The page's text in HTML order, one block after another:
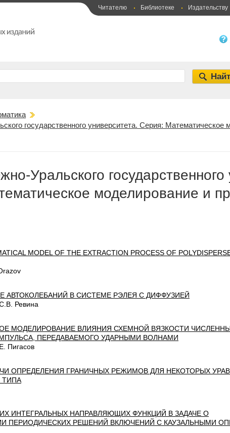
Читателю Библиотеке Издательству
государственного университета. Серия: Математическое
Уральского государственного
моделирование и
MODEL OF THE EXTRACTION PROCESS OF
АВТОКОЛЕБАНИЙ В СИСТЕМЕ РЭЛЕЯ С ДИФФУЗИЕЙ
Ревина
МОДЕЛИРОВАНИЕ ВЛИЯНИЯ СХЕМНОЙ ВЯЗКОСТИ
ПЕРЕДАВАЕМОГО УДАРНЫМИ ВОЛНАМИ
Пигасов
ОПРЕДЕЛЕНИЯ ГРАНИЧНЫХ РЕЖИМОВ ДЛЯ НЕКОТОРЫХ
ТИПА
ИНТЕГРАЛЬНЫХ НАПРАВЛЯЮЩИХ ФУНКЦИЙ В ЗАДАЧЕ О
ПЕРИОДИЧЕСКИХ РЕШЕНИЙ ВКЛЮЧЕНИЙ С КАУЗАЛЬНЫМИ